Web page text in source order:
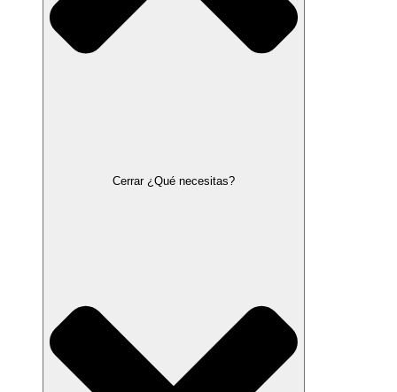
Cerrar ¿Qué necesitas?